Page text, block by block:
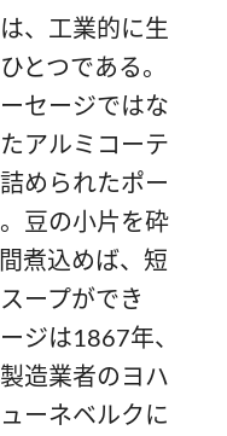
、工業的に生
とつである。
セージではな
アルミコーテ
められたポー
豆の小片を砕
煮込めば、短
ープができ
ジは1867年、
造業者のヨハ
ーネベルクに